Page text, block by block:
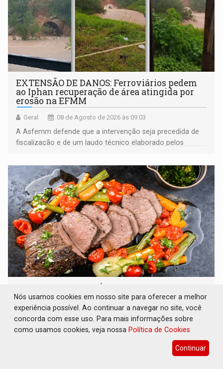
EXTENSÃO DE DANOS: Ferroviários pedem
ao Iphan recuperação de área atingida por
erosão na EFMM
Geral 08 de Agosto de 2026 às 09:03
A Asfemm defende que a intervenção seja precedida de
fiscalização e de um laudo técnico elaborado pelos
VARIANDO O CARDÁPIO: Veja essa receita de
carne assada para o almoço e o jantar
Gastronomia 08 de Agosto de 2026 às 09:00
Prepare um acém bovino de um jeito que vai agradar todo
Nós usamos cookies em nosso site para oferecer a melhor
experiência possível. Ao continuar a navegar no site, você
concorda com esse uso. Para mais informações sobre
como usamos cookies, veja nossa Política de Cookies
Continuar